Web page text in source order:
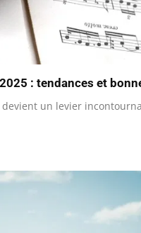
: tendances et
devient un levier